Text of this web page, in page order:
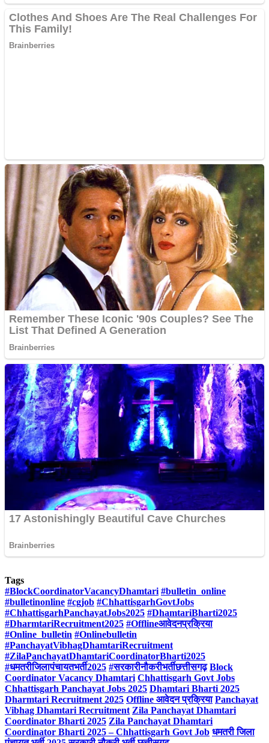
Tags
#BlockCoordinatorVacancyDhamtari #bulletin_online
#bulletinonline #cgjob #ChhattisgarhGovtJobs
#ChhattisgarhPanchayatJobs2025 #DhamtariBharti2025
#DharmtariRecruitment2025 #Offlineआवेदनप्रक्रिया
#Online_bulletin #Onlinebulletin
#PanchayatVibhagDhamtariRecruitment
#ZilaPanchayatDhamtariCoordinatorBharti2025
#धमतरीजिलापंचायतभर्ती2025 #सरकारीनौकरीभर्तीछत्तीसगढ़ Block
Coordinator Vacancy Dhamtari Chhattisgarh Govt Jobs
Chhattisgarh Panchayat Jobs 2025 Dhamtari Bharti 2025
Dharmtari Recruitment 2025 Offline आवेदन प्रक्रिया Panchayat
Vibhag Dhamtari Recruitment Zila Panchayat Dhamtari
Coordinator Bharti 2025 Zila Panchayat Dhamtari
Coordinator Bharti 2025 – Chhattisgarh Govt Job धमतरी जिला